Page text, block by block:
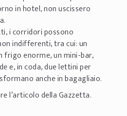
in hotel, non uscissero
i corridori possono
indifferenti, tra cui: un
frigo enorme, un mini-bar,
e, in coda, due lettini per
anche in bagagliaio.
l’articolo della Gazzetta.